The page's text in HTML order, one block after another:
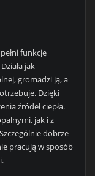
funkcję
jak
gromadzi ją, a
Dzięki
źródeł ciepła.
jak i z
dobrze
pracują w sposób